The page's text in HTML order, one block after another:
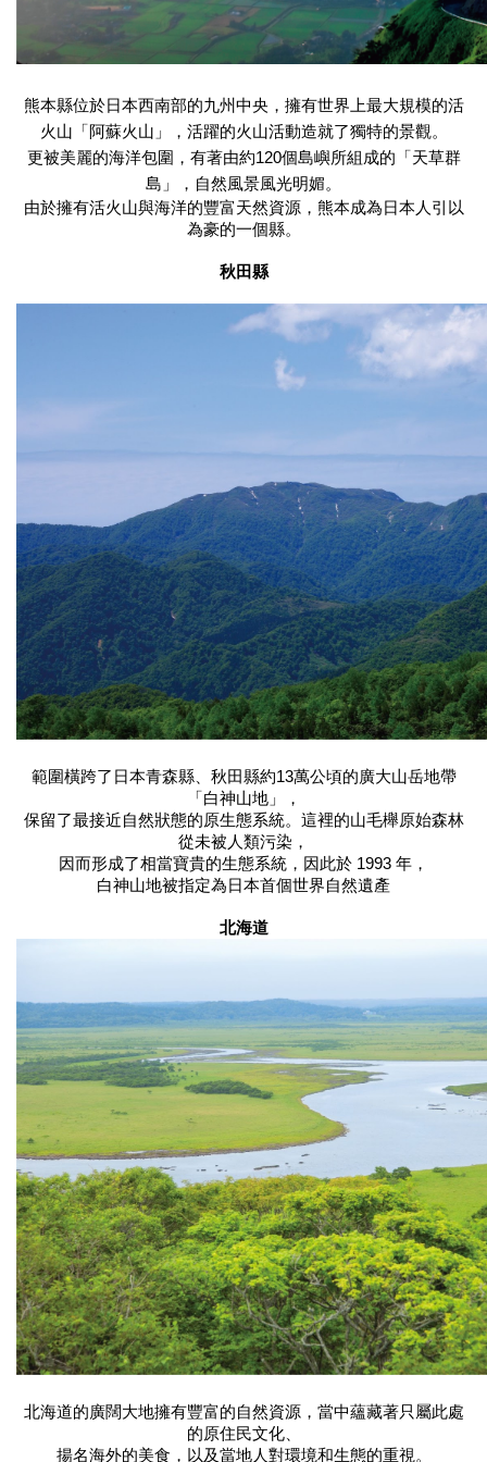
熊本縣位於日本西南部的九州中央，擁有世界上最大規模的活
火山「阿蘇火山」，活躍的火山活動造就了獨特的景觀。
更被美麗的海洋包圍，有著由約120個島嶼所組成的「天草群
島」，自然風景風光明媚。
由於擁有活火山與海洋的豐富天然資源，熊本成為日本人引以
為豪的一個縣。
秋田縣
範圍橫跨了日本青森縣、秋田縣約13萬公頃的廣大山岳地帶
「白神山地」，
保留了最接近自然狀態的原生態系統。這裡的山毛櫸原始森林
從未被人類污染，
因而形成了相當寶貴的生態系統，因此於 1993 年，
白神山地被指定為日本首個世界自然遺產
北海道
北海道的廣闊大地擁有豐富的自然資源，當中蘊藏著只屬此處
的原住民文化、
揚名海外的美食，以及當地人對環境和生態的重視。